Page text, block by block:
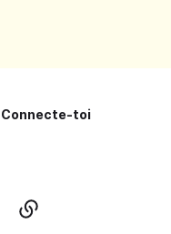
Connecte-toi